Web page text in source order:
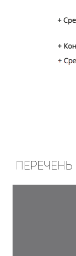
Перечень